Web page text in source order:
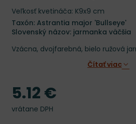
Veľkosť kvetináča: K9x9 cm
Taxón: Astrantia major 'Bullseye'
Slovenský názov: jarmanka väčšia
Vzácna, dvojfarebná, bielo ružová
Čítať viac
Cena
5.12 €
vrátane DPH